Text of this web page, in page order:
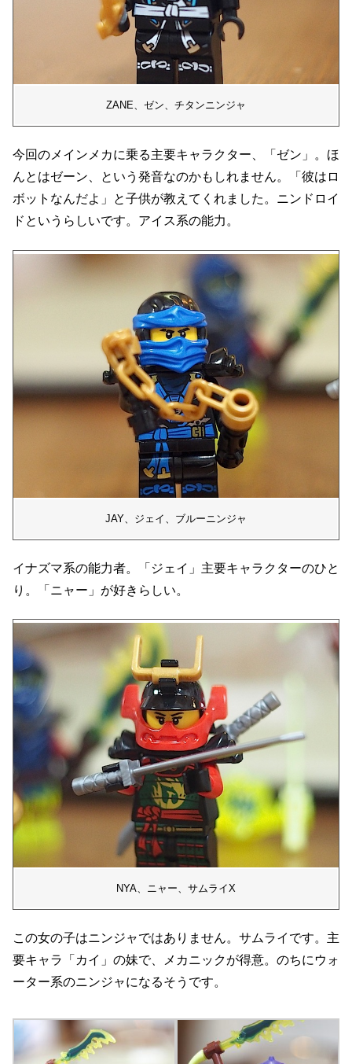
ZANE、ゼン、チタンニンジャ
今回のメインメカに乗る主要キャラクター、「ゼン」。ほ
んとはゼーン、という発音なのかもしれません。「彼はロ
ボットなんだよ」と子供が教えてくれました。ニンドロイ
ドというらしいです。アイス系の能力。
JAY、ジェイ、ブルーニンジャ
イナズマ系の能力者。「ジェイ」主要キャラクターのひと
り。「ニャー」が好きらしい。
NYA、ニャー、サムライX
この女の子はニンジャではありません。サムライです。主
要キャラ「カイ」の妹で、メカニックが得意。のちにウォ
ーター系のニンジャになるそうです。